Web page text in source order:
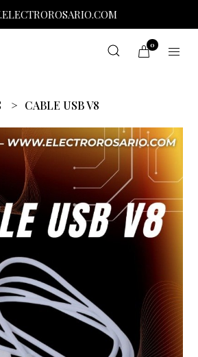
0
CABLE USB V8